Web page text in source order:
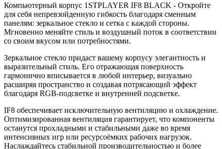
Компьютерный корпус 1STPLAYER IF8 BLACK - Откройте
для себя непревзойденную гибкость благодаря сменным
панелям: зеркальное стекло и сетка с каждой стороны.
Мгновенно меняйте стиль и воздушный поток в соответствии
со своим вкусом или потребностями.
Зеркальное стекло придаст вашему корпусу элегантность и
выразительный стиль. Его отражающая поверхность
гармонично вписывается в любой интерьер, визуально
расширяя пространство и создавая потрясающий эффект
благодаря RGB-подсветке и внутренней подсветке.
IF8 обеспечивает исключительную вентиляцию и охлаждение.
Оптимизированная вентиляция гарантирует, что компоненты
останутся прохладными и стабильными даже во время
интенсивных игр или ресурсоёмких рабочих нагрузок.
Наслаждайтесь стабильной производительностью и более